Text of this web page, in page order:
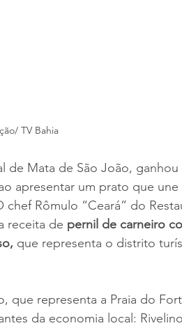
TV Bahia
de Mata de São João,
apresentar um prato que
chef Rômulo “Ceará” do
receita de pernil de carneiro
que representa o distrito
que representa a Praia do
da economia local: